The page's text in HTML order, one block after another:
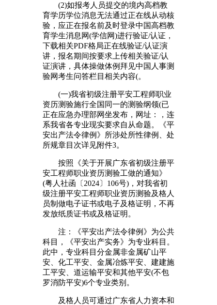
(2)如报考人员提交的境内高档教
育学历学位消息无法通过正在线从动核
验，应正在报名前及时登录中国高档教
育学生消息网(学信网)进行验证/认证，
下载相关PDF格局正在线验证/认证演
讲，报名期间按要求上传相关验证/认
证演讲，具体操做体例拜见中国人事测
验网考生问答栏目相关内容(。
(一)我省初级注册平安工程师职业
资历测验施行全国同一的测验纲领(已
正在应急办理部网坐发布，网址：，连
系我省各专业现实要求自从命题。《平
安出产法令律例》所涉处所性律例、处
所规章目次详见附件3。
按照《关于开展广东省初级注册平
安工程师职业资历测验工做的通知》
(粤人社函〔2024〕106号)，对我省初
级注册平安工程师职业资历测验及格人
员制做电子证书或电子及格证明，不再
发放纸质证书或及格证明。
注：《平安出产法令律例》为公共
科目，《平安出产实务》为专业科目。
此中，专业科目分金属非金属矿山平
安、化工平安、金属冶炼平安、建建施
工平安、道运输平安和其他平安(不包
罗消防平安)6个专业类别。
及格人员可通过广东省人力资本和